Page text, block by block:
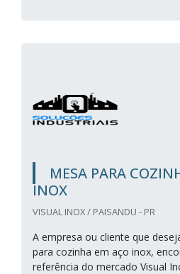
MESA PARA
INOX
VISUAL INOX / PAISANDU - PR
A empresa ou cliente que
para cozinha em aço inox,
referência do mercado Visual